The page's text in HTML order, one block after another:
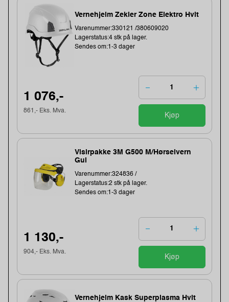
Vernehjelm Zekler Zone Elektro Hvit
Varenummer:330121 /380609020
Lagerstatus:4 stk på lager.
Sendes om:1-3 dager
1 076,-
861,- Eks. Mva.
Kjøp
Visirpakke 3M G500 M/Hørselvern
Gul
Varenummer:324836 /
Lagerstatus:2 stk på lager.
Sendes om:1-3 dager
1 130,-
904,- Eks. Mva.
Kjøp
Vernehjelm Kask Superplasma Hvit